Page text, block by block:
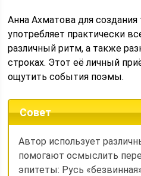
Анна Ахматова для
употребляет практически
различный ритм, а также
строках. Этот её личный
ощутить события поэмы.
Совет
Автор использует
помогают осмыслить
эпитеты: Русь